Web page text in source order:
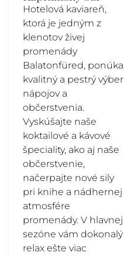
Hotelová kaviareň,
ktorá je jedným z
klenotov živej
promenády
Balatonfüred, ponúka
kvalitný a pestrý výber
nápojov a
občerstvenia.
Vyskúšajte naše
koktailové a kávové
špeciality, ako aj naše
občerstvenie,
načerpajte nové sily
pri knihe a nádhernej
atmosfére
promenády. V hlavnej
sezóne vám dokonalý
relax ešte viac